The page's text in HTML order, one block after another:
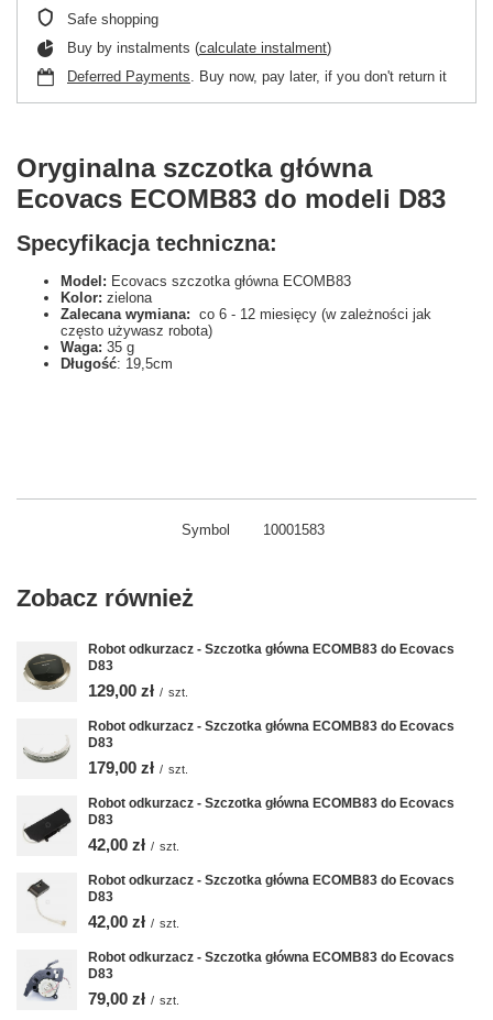
Safe shopping
Buy by instalments (calculate instalment)
Deferred Payments. Buy now, pay later, if you don't return it
Oryginalna szczotka główna
Ecovacs ECOMB83 do modeli D83
Specyfikacja techniczna:
Model: Ecovacs szczotka główna ECOMB83
Kolor: zielona
Zalecana wymiana: co 6 - 12 miesięcy (w zależności jak
często używasz robota)
Waga: 35 g
Długość: 19,5cm
Symbol 10001583
Zobacz również
Robot odkurzacz - Szczotka główna ECOMB83 do Ecovacs
D83
129,00 zł / szt.
Robot odkurzacz - Szczotka główna ECOMB83 do Ecovacs
D83
179,00 zł / szt.
Robot odkurzacz - Szczotka główna ECOMB83 do Ecovacs
D83
42,00 zł / szt.
Robot odkurzacz - Szczotka główna ECOMB83 do Ecovacs
D83
42,00 zł / szt.
Robot odkurzacz - Szczotka główna ECOMB83 do Ecovacs
D83
79,00 zł / szt.